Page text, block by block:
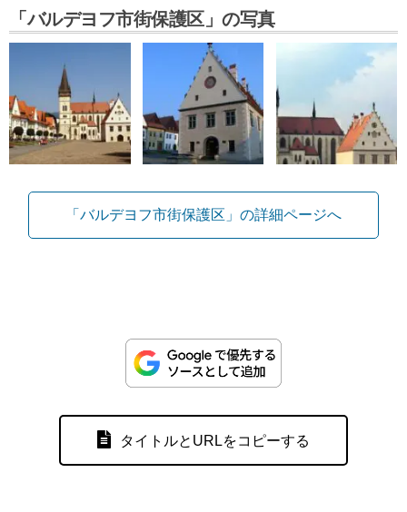
「バルデヨフ市街保護区」の写真
「バルデヨフ市街保護区」の詳細ページへ
タイトルとURLをコピーする